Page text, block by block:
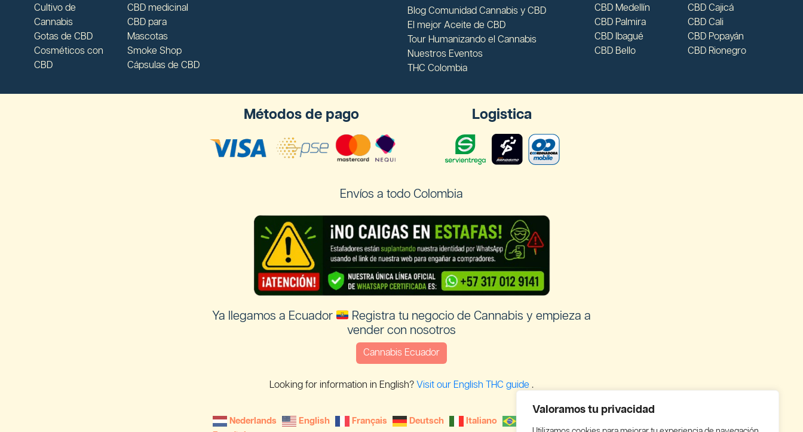
Valoramos tu privacidad
Cultivo de
Cannabis
Gotas de CBD
Cosméticos con
CBD
CBD medicinal
CBD para
Mascotas
Smoke Shop
Cápsulas de CBD
Blog Comunidad Cannabis y CBD
El mejor Aceite de CBD
Tour Humanizando el Cannabis
Nuestros Eventos
THC Colombia
CBD Medellín
CBD Palmira
CBD Ibagué
CBD Bello
CBD Cajicá
CBD Cali
CBD Popayán
CBD Rionegro
Métodos de pago Logistica
Envíos a todo Colombia
Ya llegamos a Ecuador
Registra tu negocio de Cannabis y empieza a
vender con nosotros
Cannabis Ecuador
Looking for information in English? Visit our English THC guide .
Nederlands English Français Deutsch Italiano